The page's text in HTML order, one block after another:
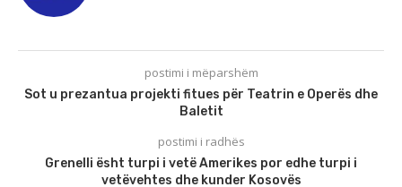
postimi i mëparshëm
Sot u prezantua projekti fitues për Teatrin e Operës dhe
Baletit
postimi i radhës
Grenelli ësht turpi i vetë Amerikes por edhe turpi i
vetëvehtes dhe kunder Kosovës